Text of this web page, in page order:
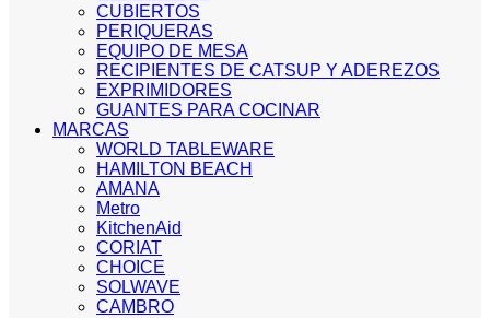
CUBIERTOS
PERIQUERAS
EQUIPO DE MESA
RECIPIENTES DE CATSUP Y ADEREZOS
EXPRIMIDORES
GUANTES PARA COCINAR
MARCAS
WORLD TABLEWARE
HAMILTON BEACH
AMANA
Metro
KitchenAid
CORIAT
CHOICE
SOLWAVE
CAMBRO